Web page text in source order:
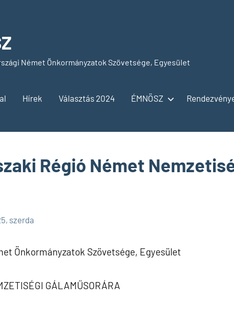
Német Önkormányzatok Szövetsége, Egyesület
Hírek Választás 2024 ÉMNÖSZ
Régió Német
szerda
Önkormányzatok Szövetsége, Egyesület
GÁLAMŰSORÁRA